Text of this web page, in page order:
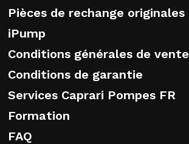
Pièces de rechange originales
iPump
Conditions générales de vente
Conditions de garantie
Services Caprari Pompes FR
Formation
FAQ